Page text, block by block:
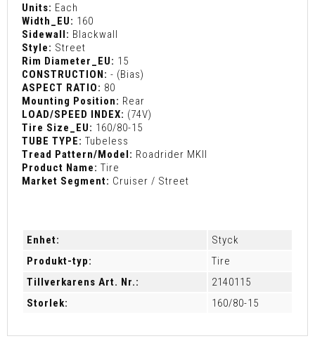
Units: Each
Width_EU: 160
Sidewall: Blackwall
Style: Street
Rim Diameter_EU: 15
CONSTRUCTION: - (Bias)
ASPECT RATIO: 80
Mounting Position: Rear
LOAD/SPEED INDEX: (74V)
Tire Size_EU: 160/80-15
TUBE TYPE: Tubeless
Tread Pattern/Model: Roadrider MKII
Product Name: Tire
Market Segment: Cruiser / Street
Enhet:
Styck
Produkt-typ:
Tire
Tillverkarens Art. Nr.:
2140115
Storlek:
160/80-15